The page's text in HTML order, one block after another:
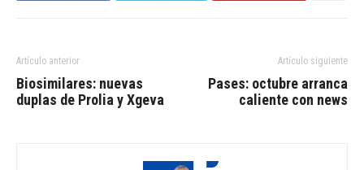
Artículo anterior
Biosimilares: nuevas
duplas de Prolia y Xgeva
Artículo siguiente
Pases: octubre arranca
caliente con news